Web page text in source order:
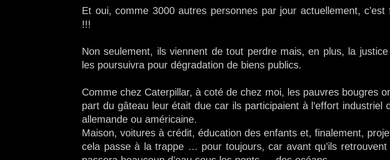
Et oui, comme 3000 autres personnes par jour actuellement, c’est
!!!
Non seulement, ils viennent de tout perdre mais, en plus, la
les poursuivra pour dégradation de biens publics.
Comme chez Caterpillar, à coté de chez moi, les pauvres bougres
part du gâteau leur était due car ils participaient à l’effort industriel
allemande ou américaine.
Maison, voitures à crédit, éducation des enfants et, finalement,
cela passe à la trappe … pour toujours, car avant qu’ils retrouvent